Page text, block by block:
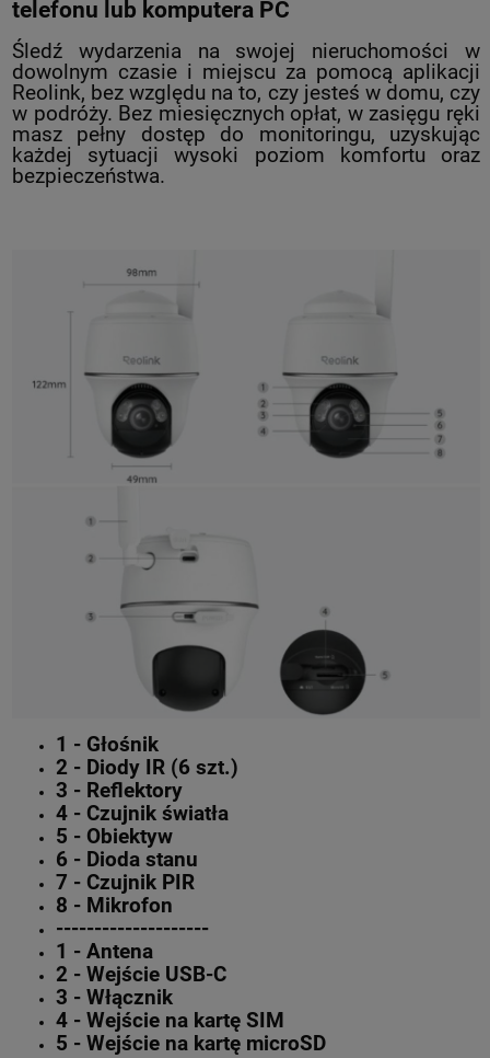
telefonu lub komputera PC
Śledź wydarzenia na swojej nieruchomości w
dowolnym czasie i miejscu za pomocą aplikacji
Reolink, bez względu na to, czy jesteś w domu, czy
w podróży. Bez miesięcznych opłat, w zasięgu ręki
masz pełny dostęp do monitoringu, uzyskując
każdej sytuacji wysoki poziom komfortu oraz
bezpieczeństwa.
1 - Głośnik
2 - Diody IR (6 szt.)
3 - Reflektory
4 - Czujnik światła
5 - Obiektyw
6 - Dioda stanu
7 - Czujnik PIR
8 - Mikrofon
--------------------
1 - Antena
2 - Wejście USB-C
3 - Włącznik
4 - Wejście na kartę SIM
5 - Wejście na kartę microSD